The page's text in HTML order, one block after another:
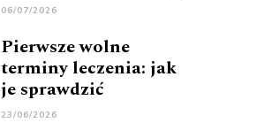
06/07/2026
Pierwsze wolne
terminy leczenia: jak
je sprawdzić
23/06/2026